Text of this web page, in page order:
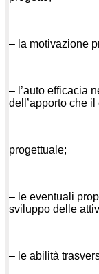
– la motivazione
– l’auto efficacia
dell’apporto che
progettuale;
– le eventuali
sviluppo delle
– le abilità